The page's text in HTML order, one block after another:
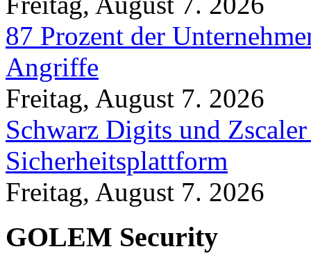
87 Prozent der
Angriffe
Freitag, August 7. 2026
Schwarz Digits und
Sicherheitsplattform
Freitag, August 7. 2026
GOLEM Security